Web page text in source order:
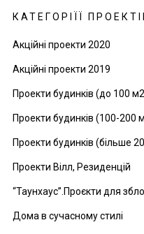
КАТЕГОРІЇЇ
Акційні проекти 2020
Акційні проекти 2019
Проекти будинків (до 100
Проекти будинків (100-200
Проекти будинків (більше
Проекти Вілл, Резиденцій
“Таунхаус”.Проєкти для
Дома в сучасному стилі